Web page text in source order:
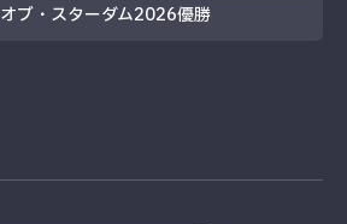
ブ・スターダム2026優勝